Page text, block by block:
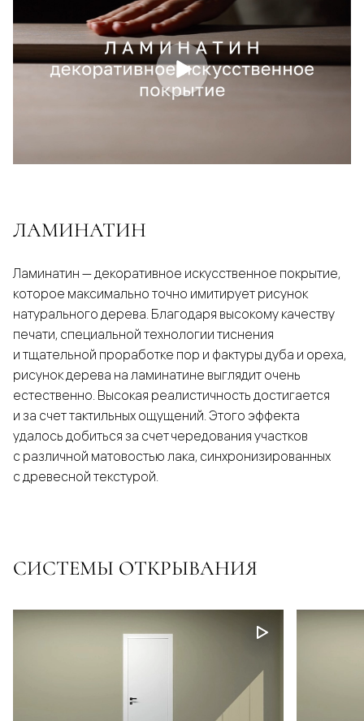
ЛАМИНАТИН
Ламинатин — декоративное искусственное покрытие,
которое максимально точно имитирует рисунок
натурального дерева. Благодаря высокому качеству
печати, специальной технологии тиснения
и тщательной проработке пор и фактуры дуба и ореха,
рисунок дерева на ламинатине выглядит очень
естественно. Высокая реалистичность достигается
и за счет тактильных ощущений. Этого эффекта
удалось добиться за счет чередования участков
с различной матовостью лака, синхронизированных
с древесной текстурой.
СИСТЕМЫ ОТКРЫВАНИЯ